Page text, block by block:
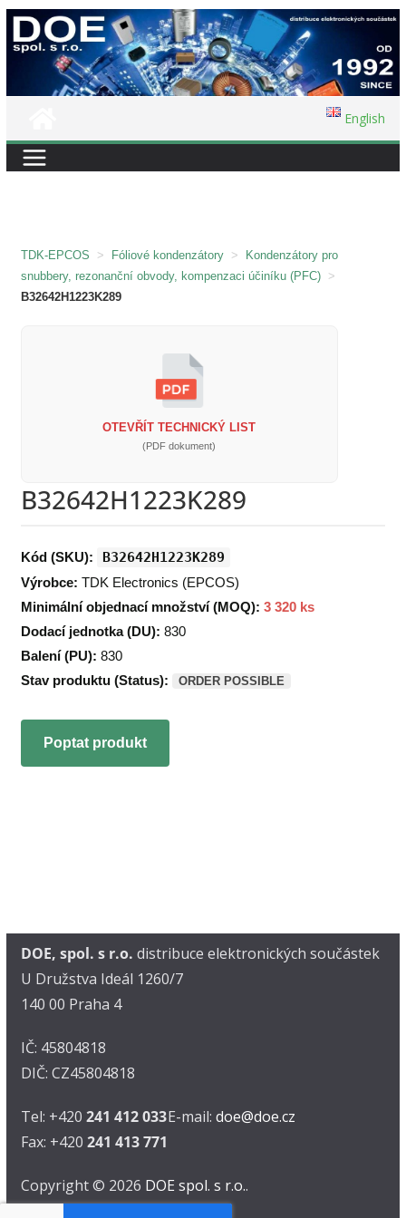
Přeskočit
na
English
TDK-EPCOS > Fóliové kondenzátory >
Kondenzátory pro
snubbery, rezonanční obvody, kompenzaci účiníku (PFC) >
B32642H1223K289
OTEVŘÍT TECHNICKÝ LIST
(PDF dokument)
B32642H1223K289
Kód (SKU): B32642H1223K289
Výrobce: TDK Electronics (EPCOS)
Minimální objednací množství (MOQ): 3 320 ks
Dodací jednotka (DU): 830
Balení (PU): 830
Stav produktu (Status):
ORDER POSSIBLE
Poptat produkt
DOE, spol. s r.o. distribuce elektronických součástek
U Družstva Ideál 1260/7
140 00 Praha 4
IČ: 45804818
DIČ: CZ45804818
Tel: +420 241 412 033
Fax: +420 241 413 771
E-mail: doe@doe.cz
Copyright © 2026 DOE spol. s r.o..